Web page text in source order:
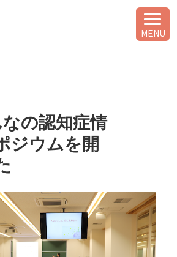
MENU
の認知症情
ジウムを開